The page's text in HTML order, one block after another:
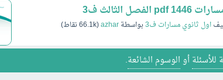
اول ثانوي مسارات ف3 بواسطةazhar
(
66.1kنقاط)
للأسئلةأوالوسوم الشائعة.